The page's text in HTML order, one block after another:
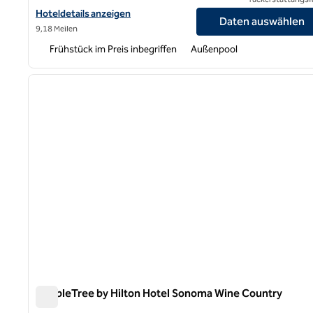
Hoteldetails für Hampton Inn & Suites Rohnert Park – Sonoma
Hoteldetails anzeigen
9,18 Meilen
Daten auswählen
Frühstück im Preis inbegriffen Außenpool
1 von 12
DoubleTree by Hilton Hotel Sonoma Wine Country